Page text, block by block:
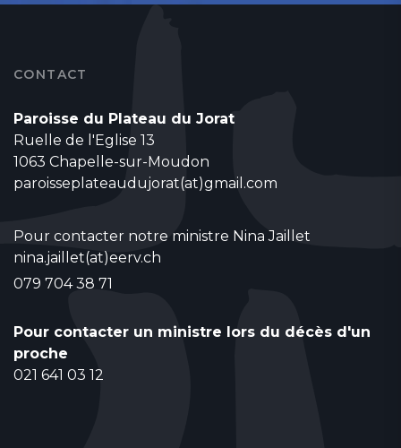
CONTACT
Paroisse du Plateau du Jorat
Ruelle de l'Eglise 13
1063 Chapelle-sur-Moudon
paroisseplateaudujorat(at)gmail.com
Pour contacter notre ministre Nina Jaillet
nina.jaillet(at)eerv.ch
079 704 38 71
Pour contacter un ministre lors du décès d'un
proche
021 641 03 12